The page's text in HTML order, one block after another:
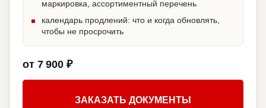
маркировка, ассортиментный перечень
календарь продлений: что и когда обновлять,
чтобы не просрочить
от 7 900 ₽
ЗАКАЗАТЬ ДОКУМЕНТЫ